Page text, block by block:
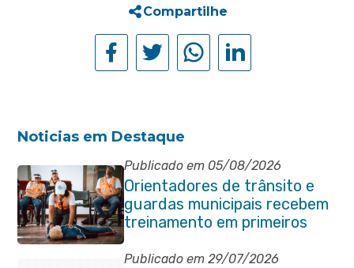
Compartilhe
Noticias em Destaque
Publicado em 05/08/2026
Orientadores de trânsito e
guardas municipais recebem
treinamento em primeiros
socorros em Itaboraí
Publicado em 29/07/2026